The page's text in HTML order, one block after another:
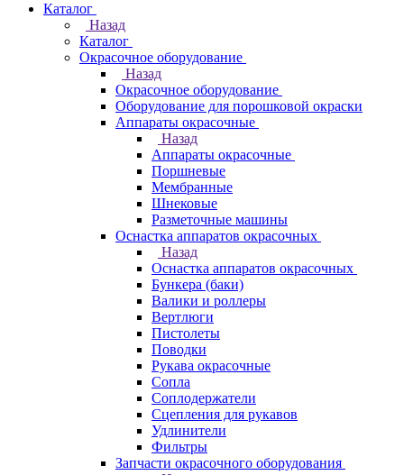
Каталог
Назад
Каталог
Окрасочное оборудование
Назад
Окрасочное оборудование
Оборудование для порошковой окраски
Аппараты окрасочные
Назад
Аппараты окрасочные
Поршневые
Мембранные
Шнековые
Разметочные машины
Оснастка аппаратов окрасочных
Назад
Оснастка аппаратов окрасочных
Бункера (баки)
Валики и роллеры
Вертлюги
Пистолеты
Поводки
Рукава окрасочные
Сопла
Соплодержатели
Сцепления для рукавов
Удлинители
Фильтры
Запчасти окрасочного оборудования